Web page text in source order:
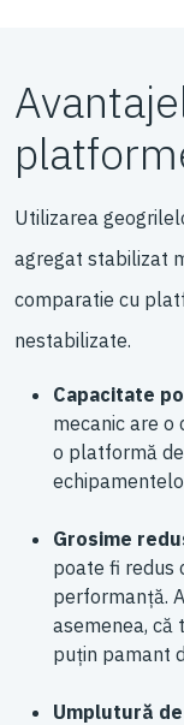
Utilizarea
agregat stabilizat
comparatie cu
nestabilizate.
Capacitate
mecanic are
o platformă
Grosime
poate fi redus
performanță.
asemenea, că
puțin pamant
Umplutură